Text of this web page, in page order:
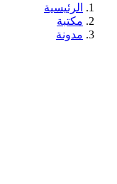
الرئيسية
مكتبة
مدونة